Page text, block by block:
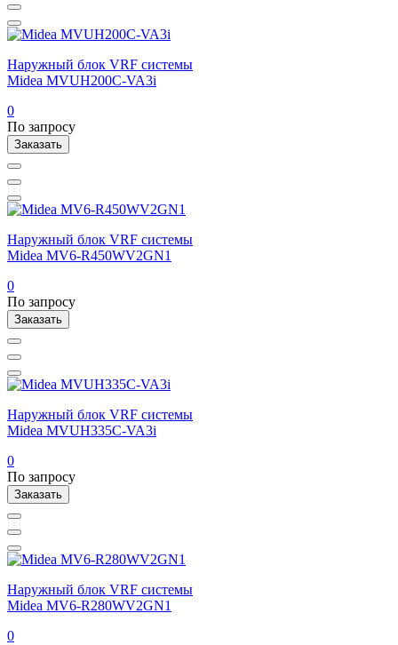
Наружный блок VRF системы
Midea MVUH200C-VA3i
0
По запросу
Заказать
Наружный блок VRF системы
Midea MV6-R450WV2GN1
0
По запросу
Заказать
Наружный блок VRF системы
Midea MVUH335C-VA3i
0
По запросу
Заказать
Наружный блок VRF системы
Midea MV6-R280WV2GN1
0